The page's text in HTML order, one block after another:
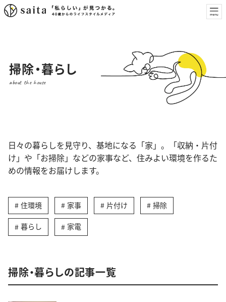
掃除・暮らし
about the house
日々の暮らしを見守り、基地になる「家」。「収納・片付
け」や「お掃除」などの家事など、住みよい環境を作るた
めの情報をお届けします。
住環境 家事 片付け 掃除
暮らし 家電
掃除・暮らしの記事一覧